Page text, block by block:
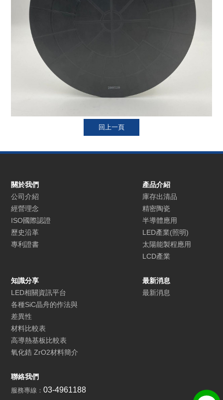
關於我們
公司介紹
經營理念
ISO國際認證
歷史沿革
專利證書
產品介紹
庫存出清品
精密陶瓷
半導體應用
LED產業(照明)
太陽能製程應用
LCD產業
知識分享
LED相關資訊平台
各種SiC晶舟的作法與
差異性
材料比較表
高導熱基板比較表
氧化鋯 ZrO2材料簡介
最新消息
最新消息
聯絡我們
服務專線：03-4961188